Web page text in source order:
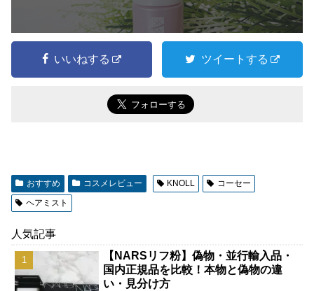
いいねする ツイートする
おすすめ コスメレビュー KNOLL
コーセー
ヘアミスト
人気記事
【NARSリフ粉】偽物・並行輸入品・
国内正規品を比較！本物と偽物の違
い・見分け方